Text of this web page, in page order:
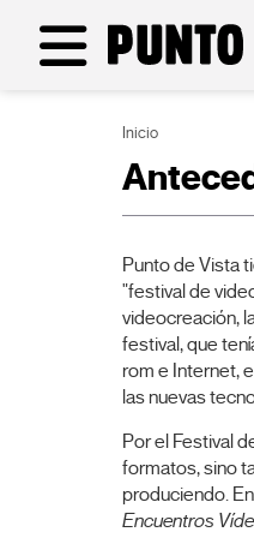
Inicio
Punto de Vista
"festival de
videocreación,
festival, que
rom e Internet,
las nuevas
Por el Festival
formatos, sino
produciendo.
Encuentros